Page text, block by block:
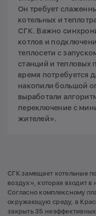
Он требует
котельных и
СГК. Важно
котлов и
теплосети с
станций и тепловых
время потребуется
накопили большой
выработали
переключение с
жителей».
СГК замещает котельные
воздух», которая входит
Согласно комплексному
окружающую среду, в
закрыть 35